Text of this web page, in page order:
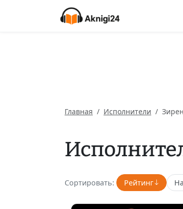
Главная Исполнители
Сортировать: Рейтинг